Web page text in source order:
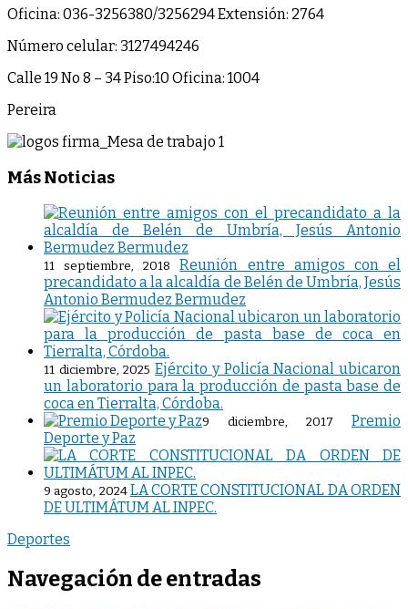
Oficina: 036-3256380/3256294 Extensión: 2764
Número celular: 3127494246
Calle 19 No 8 – 34 Piso:10 Oficina: 1004
Pereira
Más Noticias
11 septiembre, 2018
Reunión entre amigos con el
precandidato a la alcaldía de Belén de Umbría, Jesús
Antonio Bermudez Bermudez
11 diciembre, 2025 Ejército y Policía Nacional ubicaron
un laboratorio para la producción de pasta base de
coca en Tierralta, Córdoba.
9 diciembre, 2017
Premio
Deporte y Paz
9 agosto, 2024 LA CORTE CONSTITUCIONAL DA ORDEN
DE ULTIMÁTUM AL INPEC.
Deportes
Navegación de entradas